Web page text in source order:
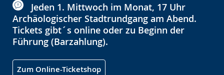
Jeden 1. Mittwoch im Monat, 17 Uhr
Archäologischer Stadtrundgang am Abend.
Tickets gibt´s online oder zu Beginn der
Führung (Barzahlung).
Zum Online-Ticketshop